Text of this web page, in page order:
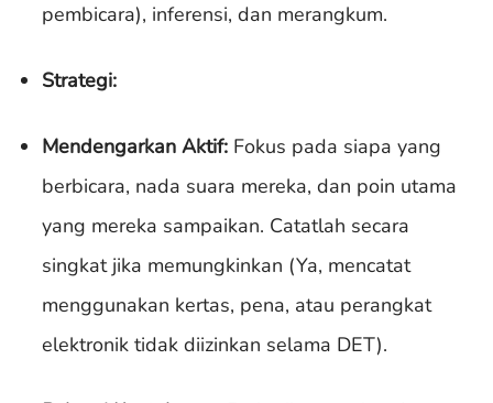
pembicara), inferensi, dan merangkum.
Strategi:
Mendengarkan Aktif: Fokus pada siapa yang
berbicara, nada suara mereka, dan poin utama
yang mereka sampaikan. Catatlah secara
singkat jika memungkinkan (Ya, mencatat
menggunakan kertas, pena, atau perangkat
elektronik tidak diizinkan selama DET).